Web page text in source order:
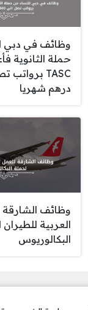
وظائف في دبي
حملة الثانوية
درهم شهريا
وظائف الشارقة
العربية
البكالوريوس